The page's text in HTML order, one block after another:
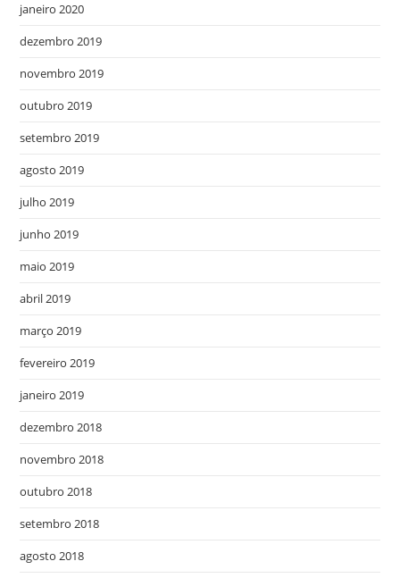
janeiro 2020
dezembro 2019
novembro 2019
outubro 2019
setembro 2019
agosto 2019
julho 2019
junho 2019
maio 2019
abril 2019
março 2019
fevereiro 2019
janeiro 2019
dezembro 2018
novembro 2018
outubro 2018
setembro 2018
agosto 2018